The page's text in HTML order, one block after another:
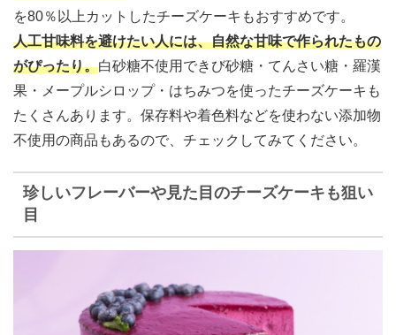
を80％以上カットしたチーズケーキもおすすめです。
人工甘味料を避けたい人には、自然な甘味で作られたもの
がぴったり。白砂糖不使用できび砂糖・てんさい糖・羅漢
果・メープルシロップ・はちみつを使ったチーズケーキも
たくさんあります。保存料や着色料などを使わない添加物
不使用の商品もあるので、チェックしてみてください。
珍しいフレーバーや見た目のチーズケーキも狙い
目